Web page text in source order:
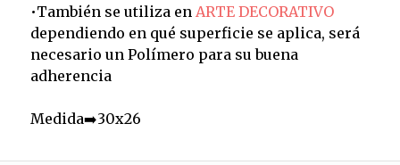
•También se utiliza en ARTE DECORATIVO
dependiendo en qué superficie se aplica, será
necesario un Polímero para su buena
adherencia
Medida➡️30x26